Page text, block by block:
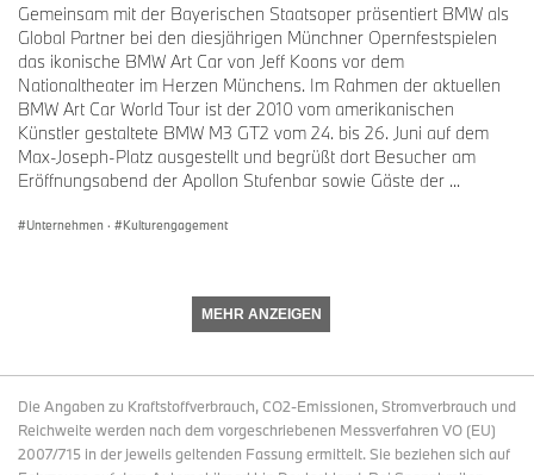
Gemeinsam mit der Bayerischen Staatsoper präsentiert BMW als
Global Partner bei den diesjährigen Münchner Opernfestspielen
das ikonische BMW Art Car von Jeff Koons vor dem
Nationaltheater im Herzen Münchens. Im Rahmen der aktuellen
BMW Art Car World Tour ist der 2010 vom amerikanischen
Künstler gestaltete BMW M3 GT2 vom 24. bis 26. Juni auf dem
Max-Joseph-Platz ausgestellt und begrüßt dort Besucher am
Eröffnungsabend der Apollon Stufenbar sowie Gäste der ...
Unternehmen · Kulturengagement
MEHR ANZEIGEN
Die Angaben zu Kraftstoffverbrauch, CO2-Emissionen, Stromverbrauch und
Reichweite werden nach dem vorgeschriebenen Messverfahren VO (EU)
2007/715 in der jeweils geltenden Fassung ermittelt. Sie beziehen sich auf